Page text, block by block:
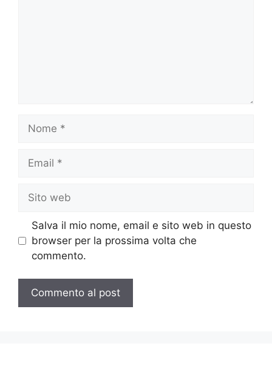
web
Salva il mio nome, email e sito web in questo
browser per la prossima volta che
commento.